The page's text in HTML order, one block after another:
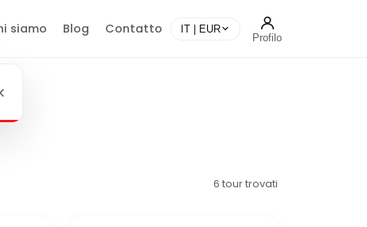
siamo Blog Contatto IT | EUR
Profilo
6 tour trovati